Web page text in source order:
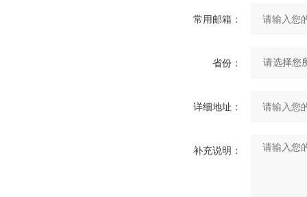
常用邮箱：
省份：
详细地址：
补充说明：